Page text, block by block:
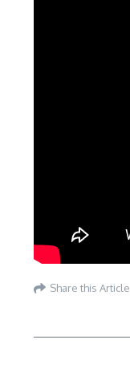
Share this Article